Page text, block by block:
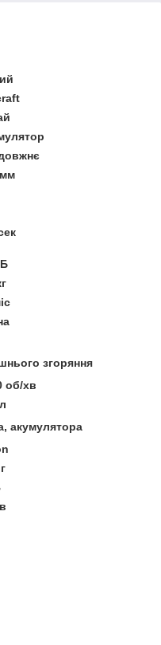
згоряння
об/хв
акумулятора